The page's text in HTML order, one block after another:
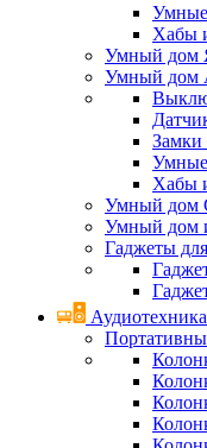
Хабы
Умный дом
Умный дом
Замки
Хабы
Умный дом
Умный дом
Гаджеты
Аудиотехника